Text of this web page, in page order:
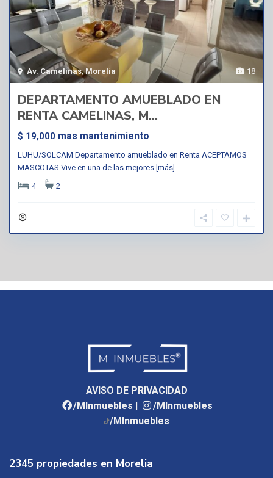
18
Av. Camelinas,Morelia
DEPARTAMENTO AMUEBLADO EN
RENTA CAMELINAS, M...
$ 19,000 mas mantenimiento
LUHU/SOLCAM Departamento amueblado en Renta ACEPTAMOS
MASCOTAS Vive en una de las mejores [más]
4
2
AVISO DE PRIVACIDAD
/MInmuebles |
/MInmuebles
/MInmuebles
2345 propiedades en Morelia